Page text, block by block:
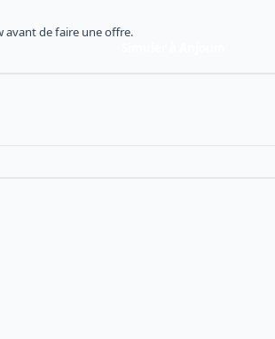
avant de faire une offre.